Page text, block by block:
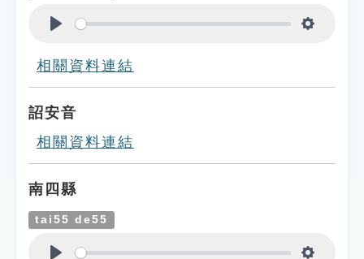
相關資料連結
詔安音
相關資料連結
南四縣
tai55 de55